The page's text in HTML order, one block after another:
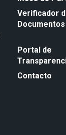
Verificador
Documentos
Portal de
Contacto